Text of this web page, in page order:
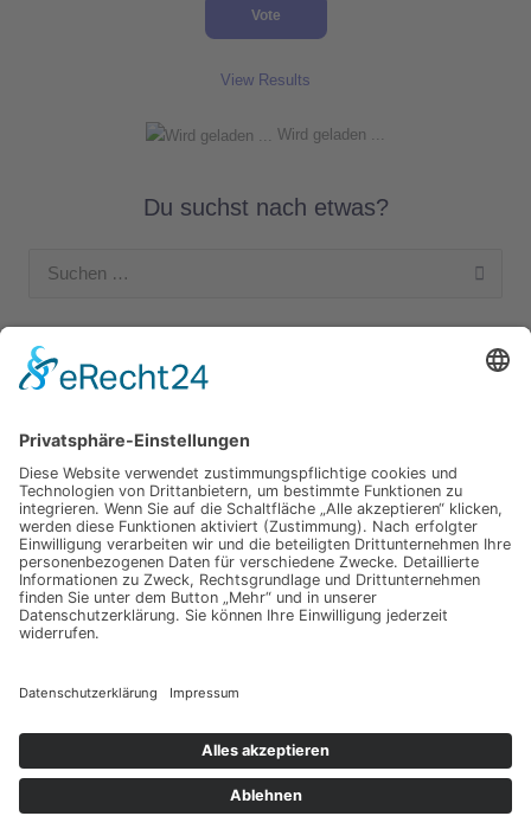
View Results
Wird geladen ...
Du suchst nach etwas?
Suchen
Unsere Kategorien
Apple Intern
Apple Software
Nützliches Apple Zubehör
Gut zu wissen
iPad und iPod
iPhone
OSX
Copyright © 2026 Toms Apple Blog